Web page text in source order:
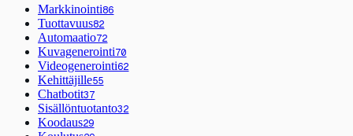
Markkinointi86
Tuottavuus82
Automaatio72
Kuvagenerointi70
Videogenerointi62
Kehittäjille55
Chatbotit37
Sisällöntuotanto32
Koodaus29